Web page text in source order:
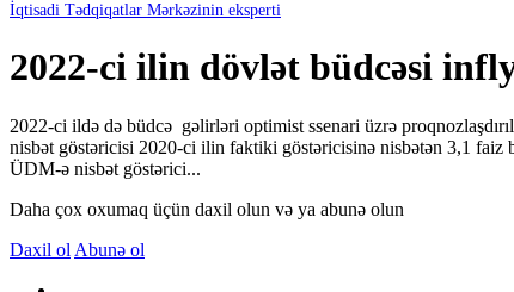
İqtisadi Tədqiqatlar Mərkəzinin eksperti
2022-ci ilin dövlət büdcəsi
2022-ci ildə də büdcə gəlirləri optimist ssenari üzrə
nisbət göstəricisi 2020-ci ilin faktiki göstəricisinə nisbətən 3,1
ÜDM-ə nisbət göstərici...
Daha çox oxumaq üçün daxil olun və ya abunə olun
Daxil ol Abunə ol